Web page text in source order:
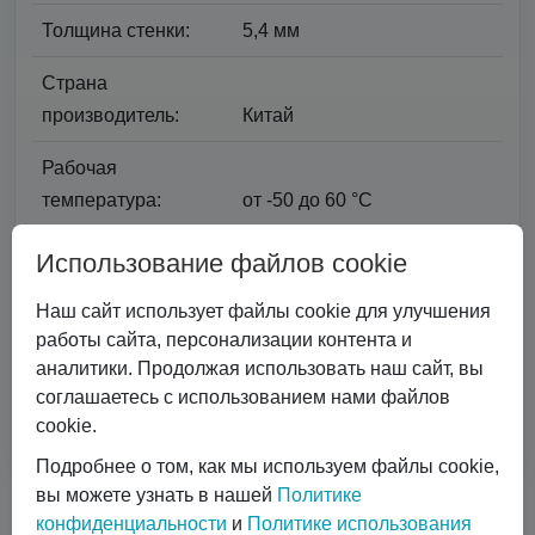
Толщина стенки: 5,4 мм
Страна
производитель:
Китай
Рабочая
температура:
от -50 до 60 °С
Вес: 46 кг.
Резьба на
горловинах:
25E DIN EN ISO 11363-
1:2012-6
Уплотнение
горловин:
Почему с нами удобно работать
Использование файлов cookie
Наш сайт использует файлы cookie для улучшения
работы сайта, персонализации контента и
аналитики. Продолжая использовать наш сайт, вы
соглашаетесь с использованием нами файлов
cookie.
Подробнее о том, как мы используем файлы cookie,
вы можете узнать в нашей Политике
конфиденциальности и Политике использования